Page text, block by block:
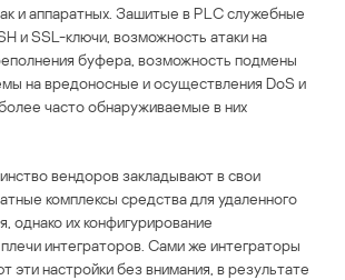
и аппаратных. Зашитые в PLC служебные
и SSL-ключи, возможность атаки на
буфера, возможность подмены
на вредоносные и осуществления DoS и
часто обнаруживаемые в них
вендоров закладывают в свои
комплексы средства для удаленного
однако их конфигурирование
интеграторов. Сами же интеграторы
эти настройки без внимания, в результате